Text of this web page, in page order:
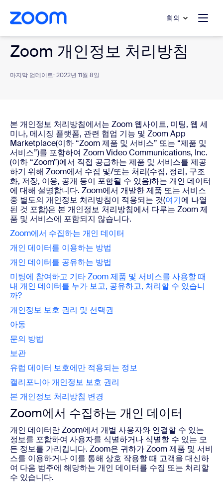
으로 건너뛰기
팅으로 건너뛰기 회의
Zoom 개인정보 처리방침
마지막 업데이트: 2022년 11월 8일
본 개인정보 처리방침에서는 Zoom 웹사이트, 미팅, 웹 세
미나, 메시징 플랫폼, 관련 협업 기능 및 Zoom App
Marketplace(이하 “Zoom 제품 및 서비스” 또는 “제품 및
서비스”)를 포함하여 Zoom Video Communications, Inc.
(이하 “Zoom”)에서 직접 공급하는 제품 및 서비스를 제공
하기 위해 Zoom에서 수집 및/또는 처리(수집, 정리, 구조
화, 저장, 이용, 공개 등이 포함될 수 있음)하는 개인 데이터
에 대해 설명합니다. Zoom에서 개발한 제품 또는 서비스
중 별도의 개인정보 처리방침이 적용되는 것(여기에 나열
된 것 포함)은 본 개인정보 처리방침에서 다루는 Zoom 제
품 및 서비스에 포함되지 않습니다.
Zoom에서 수집하는 개인 데이터
개인 데이터를 이용하는 방법
개인 데이터를 공유하는 방법
미팅에 참여하고 기타 Zoom 제품 및 서비스를 사용할 때
내 개인 데이터를 누가 보고, 공유하고, 처리할 수 있습니
까?
개인정보 보호 권리 및 선택권
아동
문의 방법
보관
유럽 데이터 보호에만 적용되는 정보
캘리포니아 개인정보 보호 권리
본 개인정보 처리방침 변경
Zoom에서 수집하는 개인 데이터
개인 데이터란 Zoom에서 개별 사용자와 연결할 수 있는
정보를 포함하여 사용자를 식별하거나 식별할 수 있는 모
든 정보를 가리킵니다. Zoom은 귀하가 Zoom 제품 및 서비
스를 이용하거나 이를 통해 상호 작용할 때 고객을 대신하
여 다음 범주에 해당하는 개인 데이터를 수집 또는 처리할
수 있습니다.